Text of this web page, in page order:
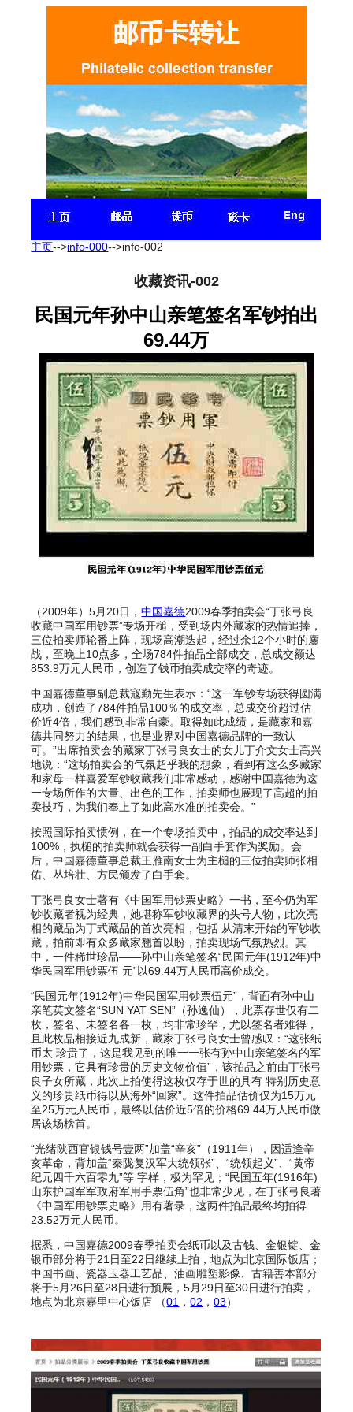
主页-->info-000-->info-002
收藏资讯-002
民国元年孙中山亲笔签名军钞拍出
69.44万
（2009年）5月20日，中国嘉德2009春季拍卖会“丁张弓良
收藏中国军用钞票”专场开槌，受到场内外藏家的热情追捧，
三位拍卖师轮番上阵，现场高潮迭起，经过余12个小时的鏖
战，至晚上10点多，全场784件拍品全部成交，总成交额达
853.9万元人民币，创造了钱币拍卖成交率的奇迹。
中国嘉德董事副总裁寇勤先生表示：“这一军钞专场获得圆满
成功，创造了784件拍品100％的成交率，总成交价超过估
价近4倍，我们感到非常自豪。取得如此成绩，是藏家和嘉
德共同努力的结果，也是业界对中国嘉德品牌的一致认
可。”出席拍卖会的藏家丁张弓良女士的女儿丁介文女士高兴
地说：“这场拍卖会的气氛超乎我的想象，看到有这么多藏家
和家母一样喜爱军钞收藏我们非常感动，感谢中国嘉德为这
一专场所作的大量、出色的工作，拍卖师也展现了高超的拍
卖技巧，为我们奉上了如此高水准的拍卖会。”
按照国际拍卖惯例，在一个专场拍卖中，拍品的成交率达到
100%，执槌的拍卖师就会获得一副白手套作为奖励。会
后，中国嘉德董事总裁王雁南女士为主槌的三位拍卖师张相
佑、丛培壮、方民颁发了白手套。
丁张弓良女士著有《中国军用钞票史略》一书，至今仍为军
钞收藏者视为经典，她堪称军钞收藏界的头号人物，此次亮
相的藏品为丁式藏品的首次亮相，包括 从清末开始的军钞收
藏，拍前即有众多藏家翘首以盼，拍卖现场气氛热烈。其
中，一件稀世珍品——孙中山亲笔签名“民国元年(1912年)中
华民国军用钞票伍 元”以69.44万人民币高价成交。
“民国元年(1912年)中华民国军用钞票伍元”，背面有孙中山
亲笔英文签名“SUN YAT SEN”（孙逸仙），此票存世仅有二
枚，签名、未签名各一枚，均非常珍罕，尤以签名者难得，
且此枚品相接近九成新，藏家丁张弓良女士曾感叹：“这张纸
币太 珍贵了，这是我见到的唯一一张有孙中山亲笔签名的军
用钞票，它具有珍贵的历史文物价值”，该拍品之前由丁张弓
良子女所藏，此次上拍使得这枚仅存于世的具有 特别历史意
义的珍贵纸币得以从海外“回家”。这件拍品估价仅为15万元
至25万元人民币，最终以估价近5倍的价格69.44万人民币傲
居该场榜首。
“光绪陕西官银钱号壹两”加盖“辛亥”（1911年），因适逢辛
亥革命，背加盖“秦陇复汉军大统领张”、“统领起义”、“黄帝
纪元四千六百零九”等 字样，极为罕见；“民国五年(1916年)
山东护国军军政府军用手票伍角”也非常少见，在丁张弓良著
《中国军用钞票史略》用有著录，这两件拍品最终均拍得
23.52万元人民币。
据悉，中国嘉德2009春季拍卖会纸币以及古钱、金银锭、金
银币部分将于21日至22日继续上拍，地点为北京国际饭店；
中国书画、瓷器玉器工艺品、油画雕塑影像、古籍善本部分
将于5月26日至28日进行预展，5月29日至30日进行拍卖，
地点为北京嘉里中心饭店 （01 ，02 ，03）